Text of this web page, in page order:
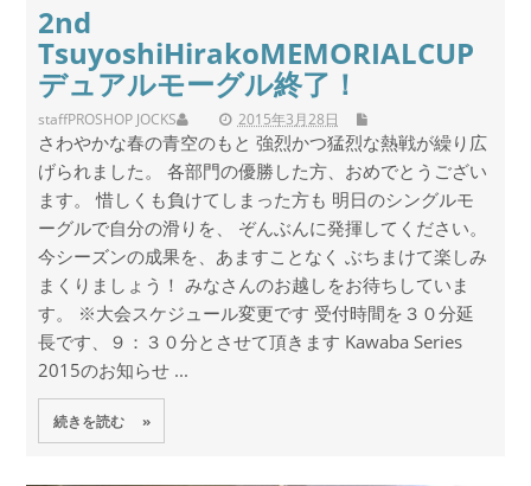
2nd
TsuyoshiHirakoMEMORIALCUP
デュアルモーグル終了！
staff 2015年3月28日
PROSHOP JOCKS
さわやかな春の青空のもと 強烈かつ猛烈な熱戦が繰り広
げられました。 各部門の優勝した方、おめでとうござい
ます。 惜しくも負けてしまった方も 明日のシングルモ
ーグルで自分の滑りを、 ぞんぶんに発揮してください。
今シーズンの成果を、あますことなく ぶちまけて楽しみ
まくりましょう！ みなさんのお越しをお待ちしていま
す。 ※大会スケジュール変更です 受付時間を３０分延
長です、９：３０分とさせて頂きます Kawaba Series
2015のお知らせ ...
続きを読む »